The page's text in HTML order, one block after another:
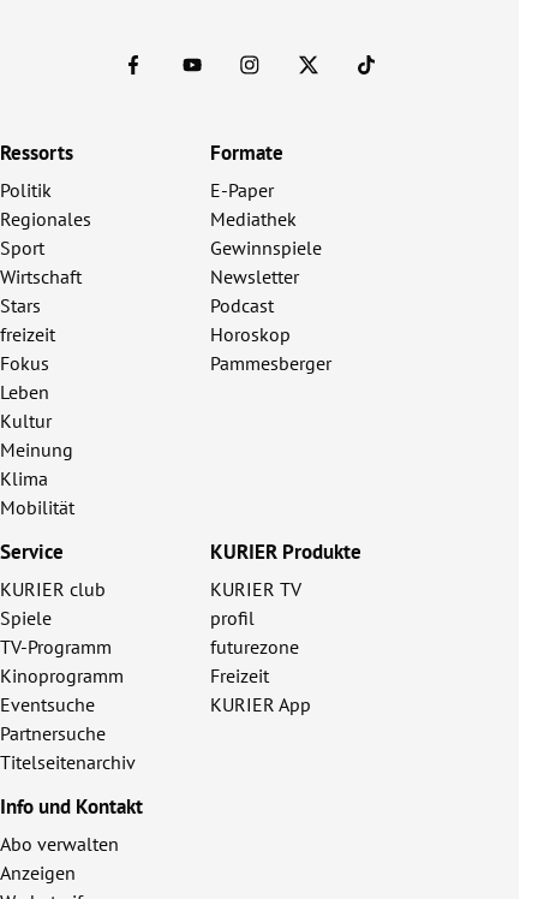
Ressorts
Politik
Regionales
Sport
Wirtschaft
Stars
freizeit
Fokus
Leben
Kultur
Meinung
Klima
Mobilität
Formate
E-Paper
Mediathek
Gewinnspiele
Newsletter
Podcast
Horoskop
Pammesberger
Service
KURIER club
Spiele
TV-Programm
Kinoprogramm
Eventsuche
Partnersuche
Titelseitenarchiv
KURIER Produkte
KURIER TV
profil
futurezone
Freizeit
KURIER App
Info und Kontakt
Abo verwalten
Anzeigen